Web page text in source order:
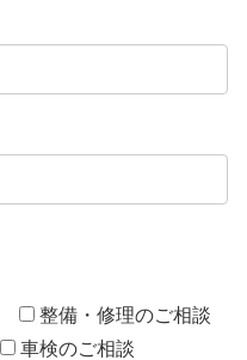
整備・修理のご相談
車検のご相談